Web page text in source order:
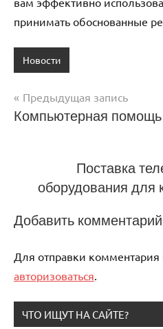
принимать обоснованные
Новости
Навигация
Предыдущая запись
Компьютерная
Поставка
оборудования для
Добавить комментарий
Для отправки
авторизоваться
ЧТО ИЩУТ НА САЙТЕ?